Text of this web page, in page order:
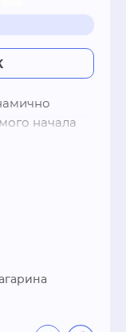
начала
возможные